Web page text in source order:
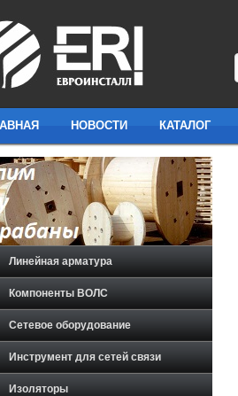
НОВОСТИ КАТАЛОГ
Линейная арматура
Компоненты ВОЛС
Сетевое оборудование
Инструмент для сетей связи
Изоляторы